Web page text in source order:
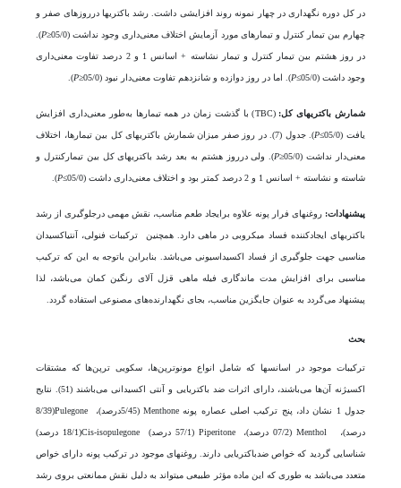
در کل دوره نگهداری در چهار نمونه روند افزایشی داشت. رشد باکتری­ها درروز­های صفر و
چهارم بین تیمار کنترل و تیمار­های مورد آزمایش اختلاف معنی‌داری وجود نداشت (05/0≤
P
).
در روز هشتم بین تیمار کنترل و تیمار نشاسته + اسانس 1 و 2 درصد تفاوت معنی‌داری
وجود داشت (05/0≥
P). اما در روز دوازده و شانزدهم تفاوت معنی‌دار نبود (05/0≤ P
).
شمارش باکتری­های کل:
(TBC) با گذشت زمان در همه تیمار­ها به‌طور معنی‌داری افزایش
یافت (05/0≥
P
). جدول (7). در روز صفر میزان شمارش باکتری­های کل بین تیمار­ها، اختلاف
معنی‌دار نداشت (05/0≤
P). ولی درروز هشتم به بعد رشد باکتری­های کل بین تیمار­کنترل و
شاسته و نشاسته + اسانس 1 و 2 درصد کمتر بود و اختلاف معنی‌داری داشت (05/0≥
P
).
پیشنهادات: روغن­های فرار پونه علاوه برایجاد طعم مناسب، نقش مهمی درجلوگیری از رشد
باکتری­های ایجادکننده فساد میکروبی در ماهی دارد. همچنین ترکیبات فنولی، آنتی­اکسیدان
مناسبی جهت جلوگیری از فساد اکسیداسیونی می‌باشد. بنابراین باتوجه به این که ترکیب
مناسبی برای افزایش مدت ماندگاری فیله ماهی قزل آلای رنگین کمان می‌باشد، لذا
پیشنهاد می‌گردد به عنوان جایگزین مناسب، بجای نگهدارنده‌‌های مصنوعی استفاده گردد.
بحث
ترکیبات موجود در اسانس­ها که شامل انواع مونوترپن‌ها، سکویی ترپن‌ها که مشتقات
اکسیژنه آن‌ها می‌باشند، دارای اثرات ضد باکتریایی و آنتی اکسیدانی می‌باشند (51). نتایج
جدول 1 نشان داد، پنج ترکیب اصلی عصاره پونه Menthone (5/45درصد)، Pulegone(8/39
درصد)، Menthol (07/2 درصد)، Piperitone (57/1 درصد) Cis-isopulegone(18/1 درصد)
شناسایی گردید که خواص ضد­باکتریایی دارند. روغن­های موجود در ترکیب پونه دارای خواص
متعدد می‌باشد به طوری که این ماده مؤثر طبیعی می­تواند به دلیل نقش ممانعتی بروی رشد